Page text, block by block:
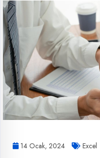
14 Ocak, 2024 Excel